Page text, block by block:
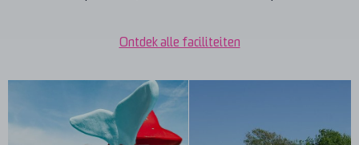
Ontdek alle faciliteiten